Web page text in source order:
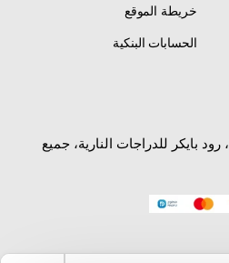
خريطة الموقع
الحسابات البنكية
حقوق الطبع والنشر © 2026، رود بايكر للدراجات النارية، جميع